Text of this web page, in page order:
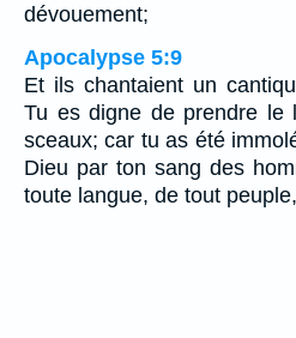
dévouement;
Apocalypse 5:9
Et ils chantaient un
Tu es digne de prendre le
sceaux; car tu as été
Dieu par ton sang des
toute langue, de tout